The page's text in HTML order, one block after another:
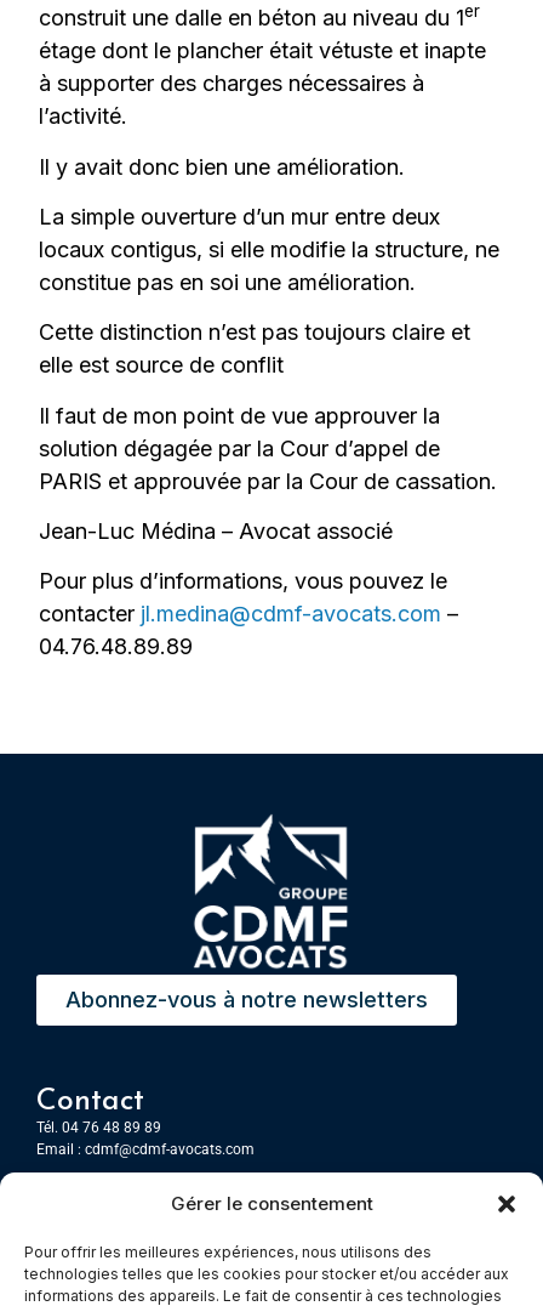
Gérer le consentement
Pour offrir les meilleures expériences, nous utilisons des
technologies telles que les cookies pour stocker et/ou accéder aux
informations des appareils. Le fait de consentir à ces technologies
construit une dalle en béton au niveau du 1er
étage dont le plancher était vétuste et inapte
à supporter des charges nécessaires à
l’activité.
Il y avait donc bien une amélioration.
La simple ouverture d’un mur entre deux
locaux contigus, si elle modifie la structure, ne
constitue pas en soi une amélioration.
Cette distinction n’est pas toujours claire et
elle est source de conflit
Il faut de mon point de vue approuver la
solution dégagée par la Cour d’appel de
PARIS et approuvée par la Cour de cassation.
Jean-Luc Médina – Avocat associé
Pour plus d’informations, vous pouvez le
contacter jl.medina@cdmf-avocats.com –
04.76.48.89.89
Abonnez-vous à notre newsletters
Contact
Tél. 04 76 48 89 89
Email : cdmf@cdmf-avocats.com
7 Place Firmin Gautier
CS 80476
38016 GRENOBLE, Cedex 1